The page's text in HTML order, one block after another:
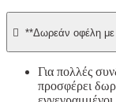
 **Δωρεάν οφέλη
Για πολλές
προσφέρει